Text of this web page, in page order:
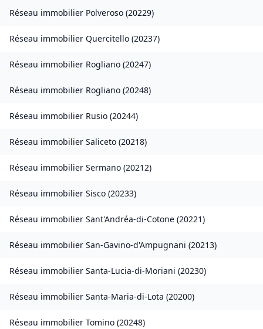
Réseau immobilier Polveroso (20229)
Réseau immobilier Quercitello (20237)
Réseau immobilier Rogliano (20247)
Réseau immobilier Rogliano (20248)
Réseau immobilier Rusio (20244)
Réseau immobilier Saliceto (20218)
Réseau immobilier Sermano (20212)
Réseau immobilier Sisco (20233)
Réseau immobilier Sant'Andréa-di-Cotone (20221)
Réseau immobilier San-Gavino-d'Ampugnani (20213)
Réseau immobilier Santa-Lucia-di-Moriani (20230)
Réseau immobilier Santa-Maria-di-Lota (20200)
Réseau immobilier Tomino (20248)